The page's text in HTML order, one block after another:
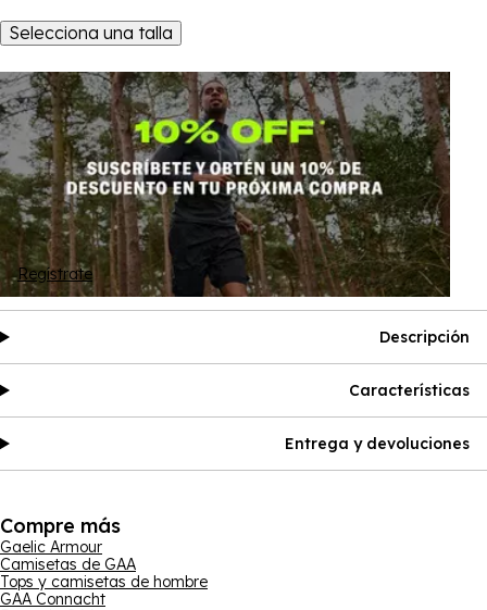
Selecciona una talla
Regístrate
Descripción
Características
Entrega y devoluciones
Compre más
Gaelic Armour
Camisetas de GAA
Tops y camisetas de hombre
GAA Connacht